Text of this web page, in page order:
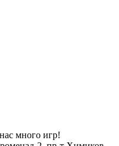
много игр!